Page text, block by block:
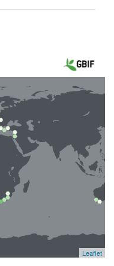
Leaflet